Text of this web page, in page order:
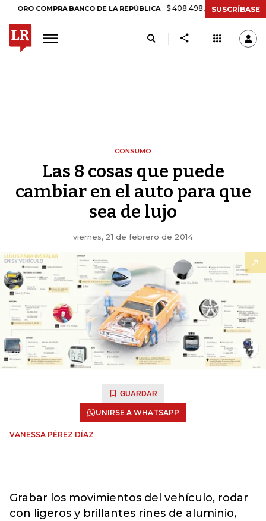
COMPRA BANCO DE LA REPÚBLICA $ 408.498,97 +$ 8.753,81
SUSCRÍBASE
CONSUMO
Las 8 cosas que puede
cambiar en el auto para que
sea de lujo
viernes, 21 de febrero de 2014
GUARDAR
UNIRSE A WHATSAPP
VANESSA PÉREZ DÍAZ
Grabar los movimientos del vehículo, rodar
con ligeros y brillantes rines de aluminio,